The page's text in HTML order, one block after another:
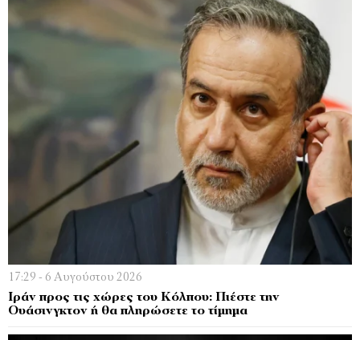
17:29 - 6 Αυγούστου 2026
Ιράν προς τις χώρες του Κόλπου: Πιέστε την
Ουάσινγκτον ή θα πληρώσετε το τίμημα